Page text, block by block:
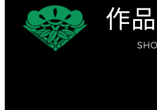
ゲーム事業（English）
企業情報
会社案内